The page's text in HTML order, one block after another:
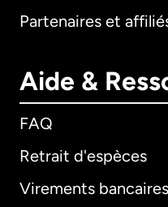
Partenaires et
Aide &
FAQ
Retrait d'espèces
Virements bancaires